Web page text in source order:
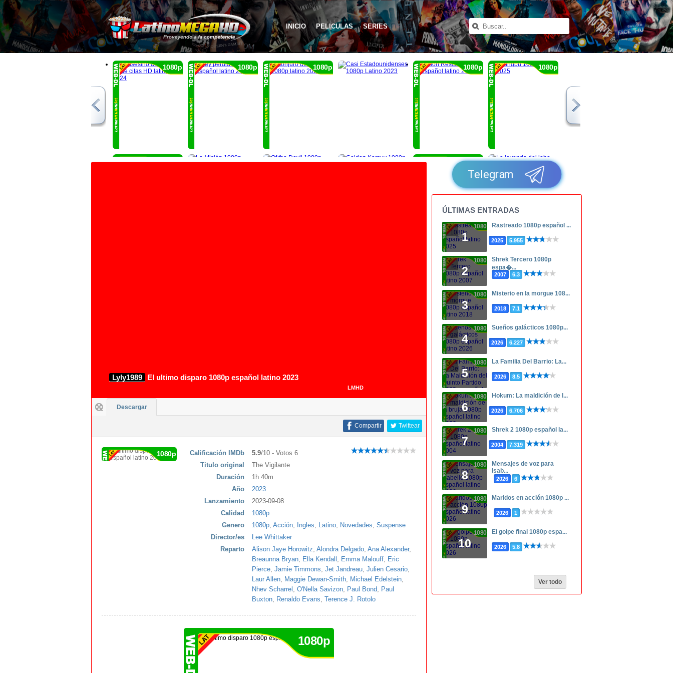
INICIO PELICULAS SERIES
1080p 1080p 1080p 1080p 1080p
1080p 1080p
Lyly1989 El ultimo disparo 1080p español latino 2023
LMHD
Descargar
Twittear
Compartir
1080p Calificación IMDb 5.9/10 - Votos 6
Titulo original
The Vigilante
Duración
1h 40m
Año
2023
Lanzamiento
2023-09-08
Calidad
1080p
Genero
1080p, Acción, Ingles, Latino, Novedades, Suspense
Director/es
Lee Whittaker
Reparto
Alison Jaye Horowitz, Alondra Delgado, Ana Alexander,
Breaunna Bryan, Ella Kendall , Emma Malouff, Eric
Pierce, Jamie Timmons, Jet Jandreau, Julien Cesario,
Laur Allen, Maggie Dewan-Smith, Michael Edelstein,
Nhev Scharrel , O'Nella Savizon, Paul Bond, Paul
Buxton, Renaldo Evans, Terence J. Rotolo
1080p
Telegram
ÚLTIMAS ENTRADAS
1
1080p Rastreado 1080p español ...
2025 5.955
2
1080p
Shrek Tercero 1080p
espa�...
2007 6.3
3
1080p Misterio en la morgue 108...
2018 7.1
4
1080p Sueños galácticos 1080p...
2026 6.227
5
1080p La Familia Del Barrio: La...
2026 8.5
6
1080p Hokum: La maldición de l...
2026 6.706
7
1080p Shrek 2 1080p español la...
2004 7.319
8
1080p
Mensajes de voz para
Isab...
2026 6
9
1080p Maridos en acción 1080p ...
2026 1
10
1080p El golpe final 1080p espa...
2026 5.8
Ver todo